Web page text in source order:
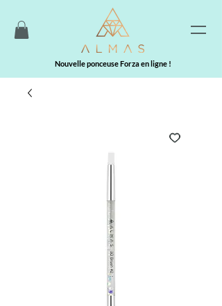
Nouvelle ponceuse Forza en ligne !